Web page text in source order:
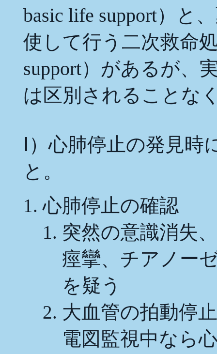
basic life support）と
使して行う二次救命
support）があるが
は区別されることな
Ⅰ）心肺停止の発見
と。
心肺停止の確認
突然の意識消失
痙攣、チアノー
を疑う
大血管の拍動停
電図監視中なら